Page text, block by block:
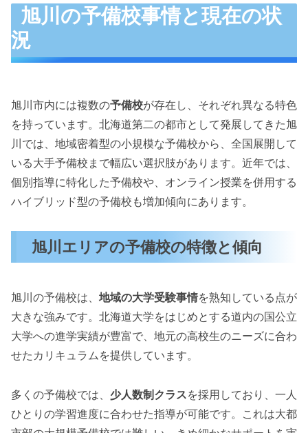
旭川の予備校事情と現在の状
況
旭川市内には複数の予備校が存在し、それぞれ異なる特色
を持っています。北海道第二の都市として発展してきた旭
川では、地域密着型の小規模な予備校から、全国展開して
いる大手予備校まで幅広い選択肢があります。近年では、
個別指導に特化した予備校や、オンライン授業を併用する
ハイブリッド型の予備校も増加傾向にあります。
旭川エリアの予備校の特徴と傾向
旭川の予備校は、 地域の大学受験事情を熟知している点が
大きな強みです。北海道大学をはじめとする道内の国公立
大学への進学実績が豊富で、地元の高校生のニーズに合わ
せたカリキュラムを提供しています。
多くの予備校では、 少人数制クラスを採用しており、一人
ひとりの学習進度に合わせた指導が可能です。これは大都